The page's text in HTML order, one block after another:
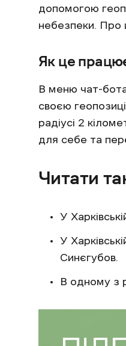
допомогою
небезпеки. Про
Як це
В меню чат-
своєю
радіусі 2
для себе та
Читати
У
У
Синєгубов.
В одному з